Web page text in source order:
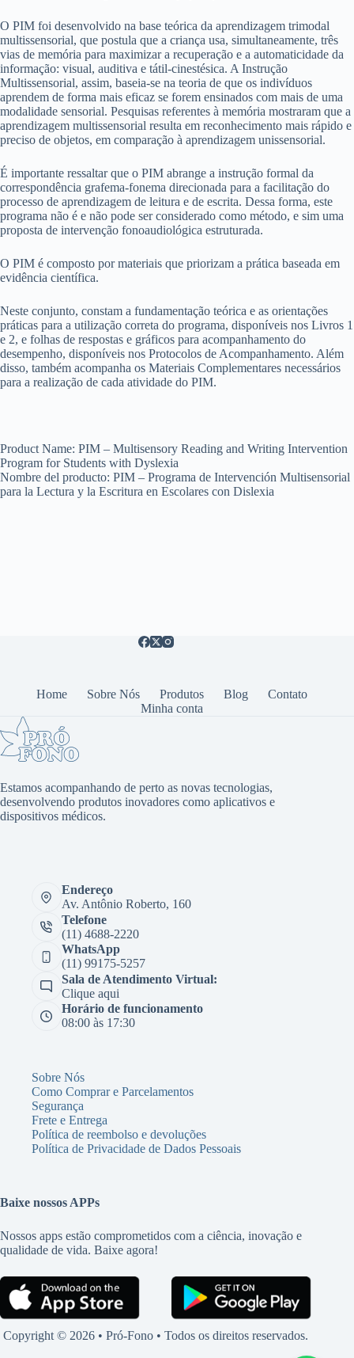
O PIM foi desenvolvido na base teórica da aprendizagem trimodal
multissensorial, que postula que a criança usa, simultaneamente, três
vias de memória para maximizar a recuperação e a automaticidade da
informação: visual, auditiva e tátil-cinestésica. A Instrução
Multissensorial, assim, baseia-se na teoria de que os indivíduos
aprendem de forma mais eficaz se forem ensinados com mais de uma
modalidade sensorial. Pesquisas referentes à memória mostraram que a
aprendizagem multissensorial resulta em reconhecimento mais rápido e
preciso de objetos, em comparação à aprendizagem unissensorial.
É importante ressaltar que o PIM abrange a instrução formal da
correspondência grafema-fonema direcionada para a facilitação do
processo de aprendizagem de leitura e de escrita. Dessa forma, este
programa não é e não pode ser considerado como método, e sim uma
proposta de intervenção fonoaudiológica estruturada.
O PIM é composto por materiais que priorizam a prática baseada em
evidência científica.
Neste conjunto, constam a fundamentação teórica e as orientações
práticas para a utilização correta do programa, disponíveis nos Livros 1
e 2, e folhas de respostas e gráficos para acompanhamento do
desempenho, disponíveis nos Protocolos de Acompanhamento. Além
disso, também acompanha os Materiais Complementares necessários
para a realização de cada atividade do PIM.
Product Name: PIM – Multisensory Reading and Writing Intervention
Program for Students with Dyslexia
Nombre del producto: PIM – Programa de Intervención Multisensorial
para la Lectura y la Escritura en Escolares con Dislexia
Home Sobre Nós Produtos Blog
Contato
Minha conta
Estamos acompanhando de perto as novas tecnologias,
desenvolvendo produtos inovadores como aplicativos e
dispositivos médicos.
Endereço
Av. Antônio Roberto, 160
Telefone
(11) 4688-2220
WhatsApp
(11) 99175-5257
Sala de Atendimento Virtual:
Clique aqui
Horário de funcionamento
08:00 às 17:30
Sobre Nós
Como Comprar e Parcelamentos
Segurança
Frete e Entrega
Política de reembolso e devoluções
Política de Privacidade de Dados Pessoais
Baixe nossos APPs
Nossos apps estão comprometidos com a ciência, inovação e
qualidade de vida. Baixe agora!
Copyright © 2026 • Pró-Fono • Todos os direitos reservados.